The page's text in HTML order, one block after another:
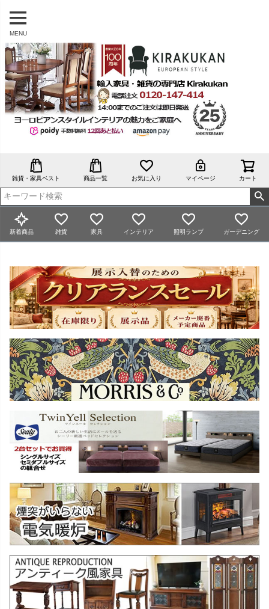
MENU
雑貨・家具ベスト 商品一覧 お気に入り マイページ カート
新着商品 雑貨 家具 インテリア 照明ランプ ガーデニング